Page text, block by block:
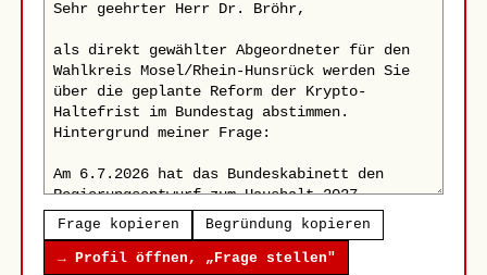
Frage kopieren Begründung kopieren
→ Profil öffnen, „Frage stellen"